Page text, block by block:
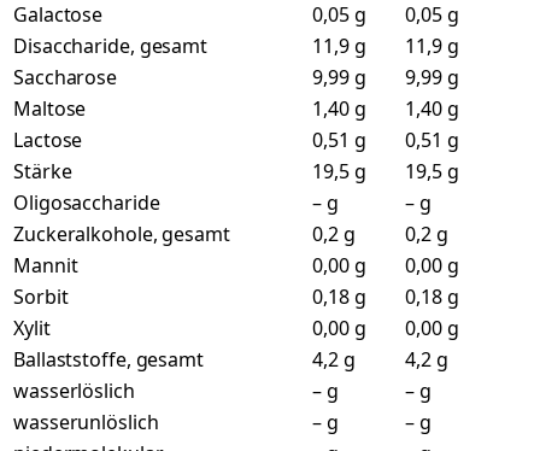
Galactose
0,05 g
0,05 g
Disaccharide, gesamt
11,9 g
11,9 g
Saccharose
9,99 g
9,99 g
Maltose
1,40 g
1,40 g
Lactose
0,51 g
0,51 g
Stärke
19,5 g
19,5 g
Oligosaccharide
– g
– g
Zuckeralkohole, gesamt
0,2 g
0,2 g
Mannit
0,00 g
0,00 g
Sorbit
0,18 g
0,18 g
Xylit
0,00 g
0,00 g
Ballaststoffe, gesamt
4,2 g
4,2 g
wasserlöslich
– g
– g
wasserunlöslich
– g
– g